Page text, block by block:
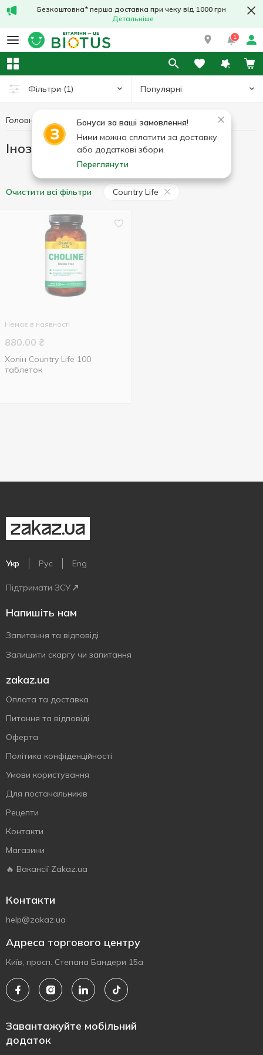
Безкоштовна* перша доставка при чеку від 1000 грн
Детальніше
1
Фільтри (1) Популярні
Бонуси за ваші замовлення!
Ними можна сплатити за доставку
або додаткові збори.
Переглянути
Головна Вітаміни Інозитол Інозитол Country Life
Інозитол Country Life
Очистити всі фільтри Country Life
Немає в наявності
880.00 ₴
Холін Country Life 100
таблеток
Укр Рус Eng
Підтримати ЗСУ
Напишіть нам
Запитання та відповіді
Залишити скаргу чи запитання
zakaz.ua
Оплата та доставка
Питання та відповіді
Оферта
Політика конфіденційності
Умови користування
Для постачальників
Рецепти
Контакти
Магазини
🔥 Вакансії Zakaz.ua
Контакти
help@zakaz.ua
Адреса торгового центру
Київ, просп. Степана Бандери 15а
Завантажуйте мобільний
додаток